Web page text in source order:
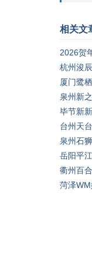
相关文
2026贺
杭州浚
厦门鹭
泉州新
毕节新
台州天
泉州石
岳阳平
衢州百
菏泽